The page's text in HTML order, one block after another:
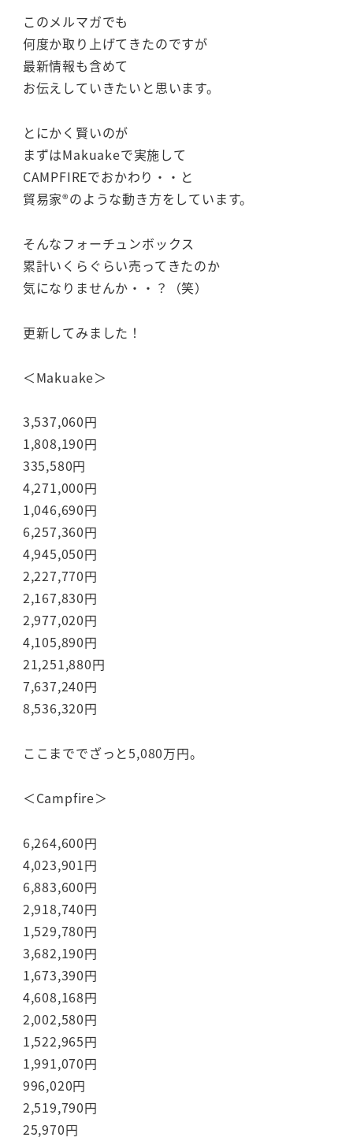
このメルマガでも
何度か取り上げてきたのですが
最新情報も含めて
お伝えしていきたいと思います。
とにかく賢いのが
まずはMakuakeで実施して
CAMPFIREでおかわり・・と
貿易家®のような動き方をしています。
そんなフォーチュンボックス
累計いくらぐらい売ってきたのか
気になりませんか・・？（笑）
更新してみました！
＜Makuake＞
3,537,060円
1,808,190円
335,580円
4,271,000円
1,046,690円
6,257,360円
4,945,050円
2,227,770円
2,167,830円
2,977,020円
4,105,890円
21,251,880円
7,637,240円
8,536,320円
ここまででざっと5,080万円。
＜Campfire＞
6,264,600円
4,023,901円
6,883,600円
2,918,740円
1,529,780円
3,682,190円
1,673,390円
4,608,168円
2,002,580円
1,522,965円
1,991,070円
996,020円
2,519,790円
25,970円